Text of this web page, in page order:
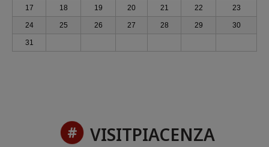
17 18 19 20 21 22 23
24 25 26 27 28 29 30
31
VISITPIACENZA